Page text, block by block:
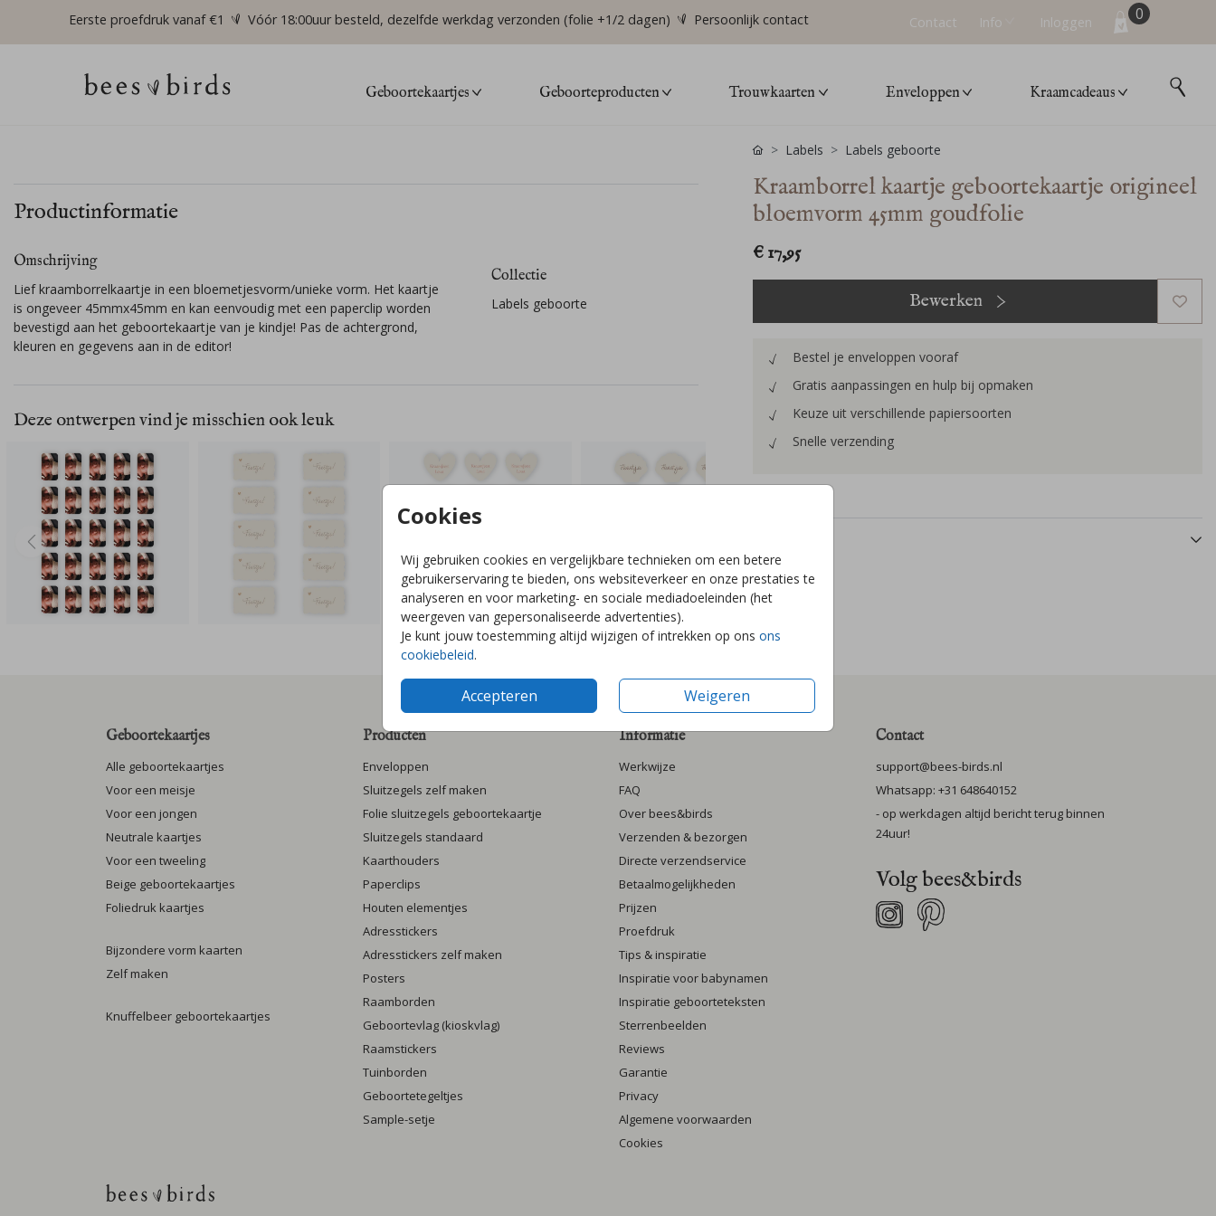
Eerste proefdruk vanaf €1 Vóór 18:00uur besteld, dezelfde werkdag verzonden (folie +1/2 dagen) Persoonlijk contact Contact Info Inloggen 0
Geboortekaartjes Geboorteproducten Trouwkaarten Enveloppen Kraamcadeaus
Cookies
Wij gebruiken cookies en vergelijkbare technieken om een betere
gebruikerservaring te bieden, ons websiteverkeer en onze prestaties te
analyseren en voor marketing- en sociale mediadoeleinden (het
weergeven van gepersonaliseerde advertenties).
Je kunt jouw toestemming altijd wijzigen of intrekken op ons ons
cookiebeleid.
Accepteren Weigeren
Productinformatie
Omschrijving
Lief kraamborrelkaartje in een bloemetjesvorm/unieke vorm. Het kaartje
is ongeveer 45mmx45mm en kan eenvoudig met een paperclip worden
bevestigd aan het geboortekaartje van je kindje! Pas de achtergrond,
kleuren en gegevens aan in de editor!
Collectie
Labels geboorte
Deze ontwerpen vind je misschien ook leuk
Labels Labels geboorte
Kraamborrel kaartje geboortekaartje origineel
bloemvorm 45mm goudfolie
€ 17,95
Bewerken
Bestel je enveloppen vooraf
Gratis aanpassingen en hulp bij opmaken
Keuze uit verschillende papiersoorten
Snelle verzending
Geboortekaartjes
Alle geboortekaartjes
Voor een meisje
Voor een jongen
Neutrale kaartjes
Voor een tweeling
Beige geboortekaartjes
Foliedruk kaartjes
Bijzondere vorm kaarten
Zelf maken
Knuffelbeer geboortekaartjes
Producten
Enveloppen
Sluitzegels zelf maken
Folie sluitzegels geboortekaartje
Sluitzegels standaard
Kaarthouders
Paperclips
Houten elementjes
Adresstickers
Adresstickers zelf maken
Posters
Raamborden
Geboortevlag (kioskvlag)
Raamstickers
Tuinborden
Geboortetegeltjes
Sample-setje
Informatie
Werkwijze
FAQ
Over bees&birds
Verzenden & bezorgen
Directe verzendservice
Betaalmogelijkheden
Prijzen
Proefdruk
Tips & inspiratie
Inspiratie voor babynamen
Inspiratie geboorteteksten
Sterrenbeelden
Reviews
Garantie
Privacy
Algemene voorwaarden
Cookies
Contact
support@bees-birds.nl
Whatsapp: +31 648640152
- op werkdagen altijd bericht terug binnen
24uur!
Volg bees&birds